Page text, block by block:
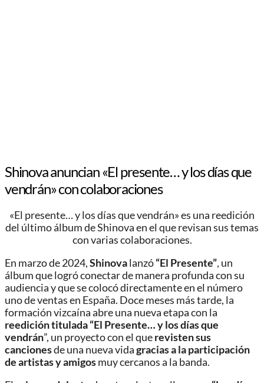
Shinova anuncian «El presente… y los días que
vendrán» con colaboraciones
«El presente… y los días que vendrán» es una reedición
del último álbum de Shinova en el que revisan sus temas
con varias colaboraciones.
En marzo de 2024,Shinovalanzó“El Presente”, un
álbum que logró conectar de manera profunda con su
audiencia y que se colocó directamente en el número
uno de ventas en España. Doce meses más tarde, la
formación vizcaína abre una nueva etapa con la
reedición titulada “El Presente… y los días que
vendrán”, un proyecto con el querevisten sus
cancionesde una nueva vidagracias a la participación
de artistas y amigosmuy cercanos a la banda.